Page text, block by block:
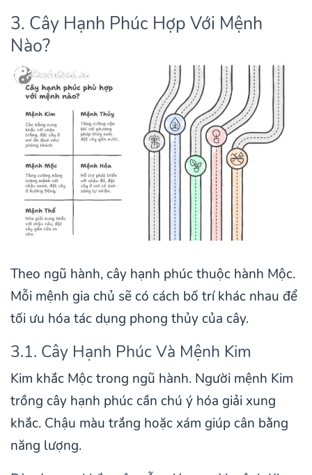
3. Cây Hạnh Phúc Hợp Với Mệnh
Nào?
Theo ngũ hành, cây hạnh phúc thuộc hành Mộc.
Mỗi mệnh gia chủ sẽ có cách bố trí khác nhau để
tối ưu hóa tác dụng phong thủy của cây.
3.1. Cây Hạnh Phúc Và Mệnh Kim
Kim khắc Mộc trong ngũ hành. Người mệnh Kim
trồng cây hạnh phúc cần chú ý hóa giải xung
khắc. Chậu màu trắng hoặc xám giúp cân bằng
năng lượng.